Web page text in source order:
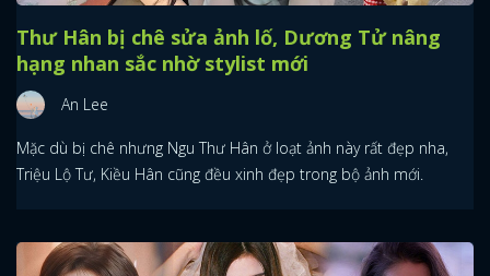
Thư Hân bị chê sửa ảnh lố, Dương Tử nâng
hạng nhan sắc nhờ stylist mới
An Lee
Mặc dù bị chê nhưng Ngu Thư Hân ở loạt ảnh này rất đẹp nha,
Triệu Lộ Tư, Kiều Hân cũng đều xinh đẹp trong bộ ảnh mới.